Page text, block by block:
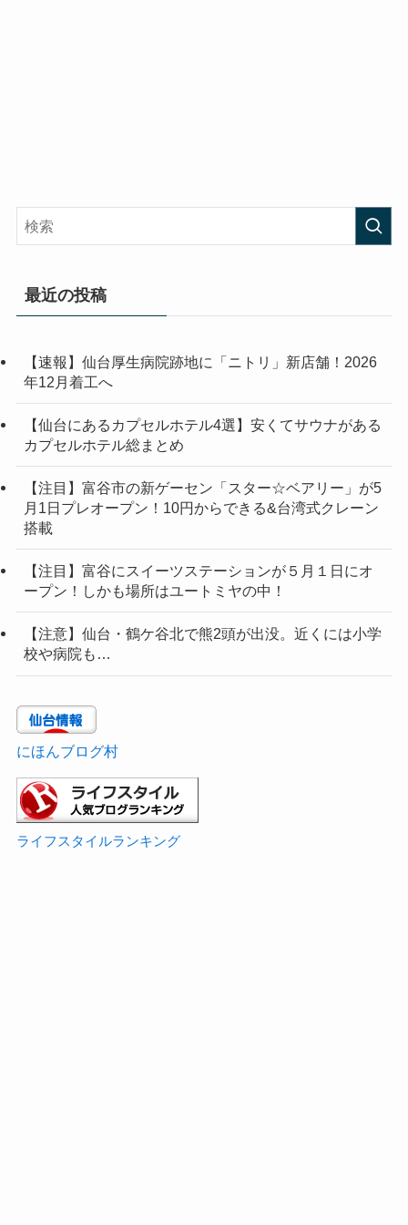
最近の投稿
【速報】仙台厚生病院跡地に「ニトリ」新店舗！2026
年12月着工へ
【仙台にあるカプセルホテル4選】安くてサウナがある
カプセルホテル総まとめ
【注目】富谷市の新ゲーセン「スター☆ベアリー」が5
月1日プレオープン！10円からできる&台湾式クレーン
搭載
【注目】富谷にスイーツステーションが５月１日にオ
ープン！しかも場所はユートミヤの中！
【注意】仙台・鶴ケ谷北で熊2頭が出没。近くには小学
校や病院も…
にほんブログ村
ライフスタイルランキング